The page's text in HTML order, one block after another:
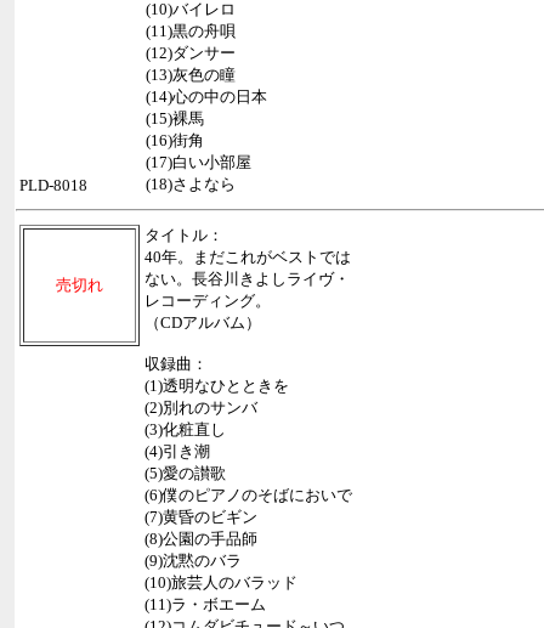
(10)バイレロ
(11)黒の舟唄
(12)ダンサー
(13)灰色の瞳
(14)心の中の日本
(15)裸馬
(16)街角
(17)白い小部屋
(18)さよなら
PLD-8018
売切れ
タイトル：
40年。まだこれがベストでは
ない。長谷川きよしライヴ・
レコーディング。
（CDアルバム）
収録曲：
(1)透明なひとときを
(2)別れのサンバ
(3)化粧直し
(4)引き潮
(5)愛の讃歌
(6)僕のピアノのそばにおいで
(7)黄昏のビギン
(8)公園の手品師
(9)沈黙のバラ
(10)旅芸人のバラッド
(11)ラ・ボエーム